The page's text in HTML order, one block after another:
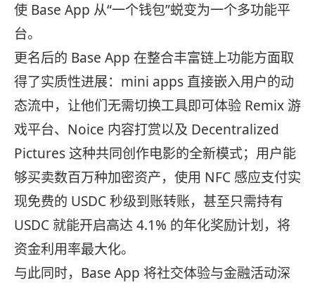
使 Base App 从“一个钱包”蜕变为一个多功能平
台。
更名后的 Base App 在整合丰富链上功能方面取
得了实质性进展：mini apps 直接嵌入用户的动
态流中，让他们无需切换工具即可体验 Remix 游
戏平台、Noice 内容打赏以及 Decentralized
Pictures 这种共同创作电影的全新模式；用户能
够买卖数百万种加密资产，使用 NFC 感应支付实
现免费的 USDC 秒级到账转账，甚至只需持有
USDC 就能开启高达 4.1% 的年化奖励计划，将
资金利用率最大化。
与此同时，Base App 将社交体验与金融活动深